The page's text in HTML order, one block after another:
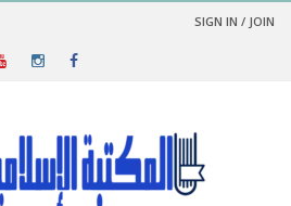
SIGN IN / JOIN